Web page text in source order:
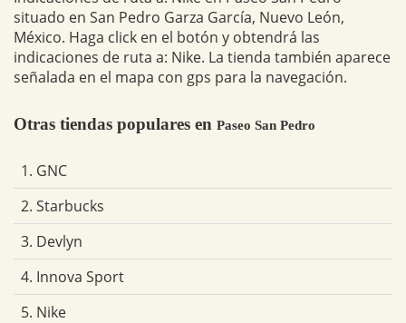
situado en San Pedro Garza García, Nuevo León,
México. Haga click en el botón y obtendrá las
indicaciones de ruta a: Nike. La tienda también aparece
señalada en el mapa con gps para la navegación.
Otras tiendas populares en Paseo San Pedro
1. GNC
2. Starbucks
3. Devlyn
4. Innova Sport
5. Nike